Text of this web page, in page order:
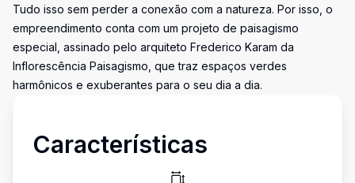
Tudo isso sem perder a conexão com a natureza. Por isso, o
empreendimento conta com um projeto de paisagismo
especial, assinado pelo arquiteto Frederico Karam da
Inflorescência Paisagismo, que traz espaços verdes
harmônicos e exuberantes para o seu dia a dia.
Características